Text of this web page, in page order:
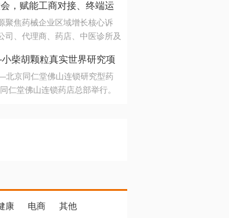
赋能工商对接、终端运营
药“最后一公里”的支付与入院
“内卷”已无出路，全产业链协
届大会以 “重构生态，定义未
剂、CGT、多肽与小核酸的技
致力于打破壁垒，让“实验
深度对话，更让监管、产业、资
，赋能工商对接、终端运
聚焦药械企业区域增长核心诉
司、代理商、药店、中医诊所及
柴胡颗粒真实世界研究项
京同仁堂佛山连锁研究型药
仁堂佛山连锁药店总部举行。
康 电商
其他